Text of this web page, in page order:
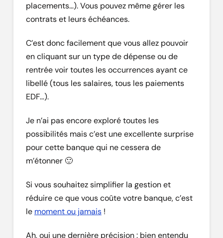
placements…). Vous pouvez même gérer les
contrats et leurs échéances.
C’est donc facilement que vous allez pouvoir
en cliquant sur un type de dépense ou de
rentrée voir toutes les occurrences ayant ce
libellé (tous les salaires, tous les paiements
EDF…).
Je n’ai pas encore exploré toutes les
possibilités mais c’est une excellente surprise
pour cette banque qui ne cessera de
m’étonner 🙂
Si vous souhaitez simplifier la gestion et
réduire ce que vous coûte votre banque, c’est
le moment ou jamais!
Ah, oui une dernière précision : bien entendu